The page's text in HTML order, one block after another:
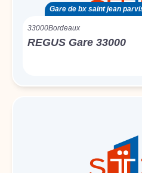
Gare de bx saint jean
33000Bordeaux
REGUS Gare 33000